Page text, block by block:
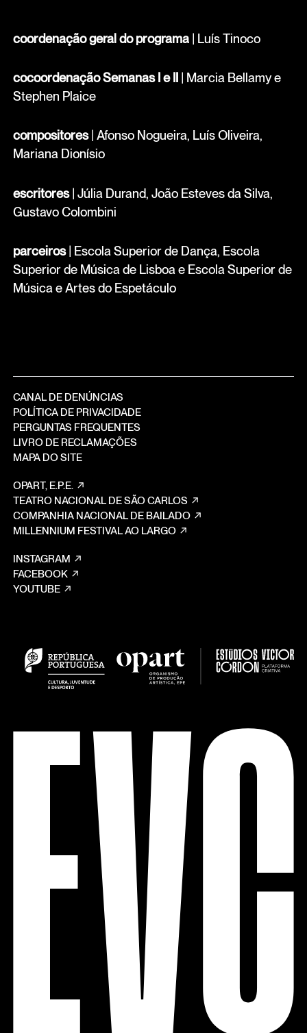
coordenação geral do programa| Luís Tinoco
cocoordenação Semanas I e II| Marcia Bellamy e
Stephen Plaice
compositores| Afonso Nogueira, Luís Oliveira,
Mariana Dionísio
escritores| Júlia Durand, João Esteves da Silva,
Gustavo Colombini
parceiros| Escola Superior de Dança, Escola
Superior de Música de Lisboa e Escola Superior de
Música e Artes do Espetáculo
CANAL DE DENÚNCIAS
POLÍTICA DE PRIVACIDADE
PERGUNTAS FREQUENTES
LIVRO DE RECLAMAÇÕES
MAPA DO SITE
OPART, E.P.E.
TEATRO NACIONAL DE SÃO CARLOS
COMPANHIA NACIONAL DE BAILADO
MILLENNIUM FESTIVAL AO LARGO
INSTAGRAM
FACEBOOK
YOUTUBE